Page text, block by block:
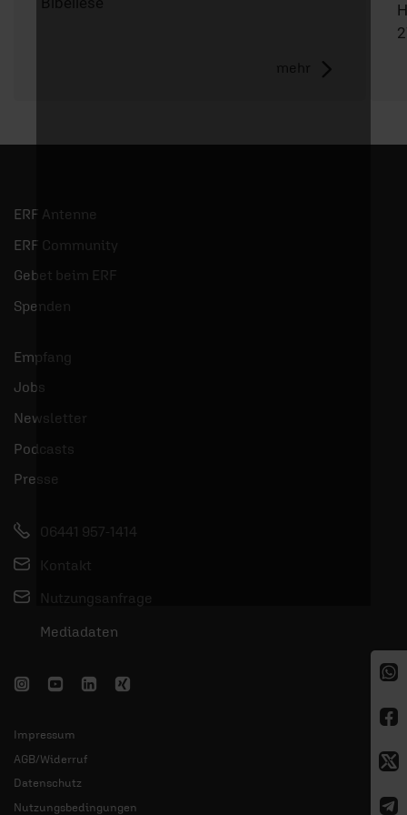
mehr
ERF Antenne
ERF Community
Gebet beim ERF
Spenden
Empfang
Jobs
Newsletter
Podcasts
Presse
06441 957-1414
Kontakt
Nutzungsanfrage
Mediadaten
Impressum
AGB/Widerruf
Datenschutz
Nutzungsbedingungen